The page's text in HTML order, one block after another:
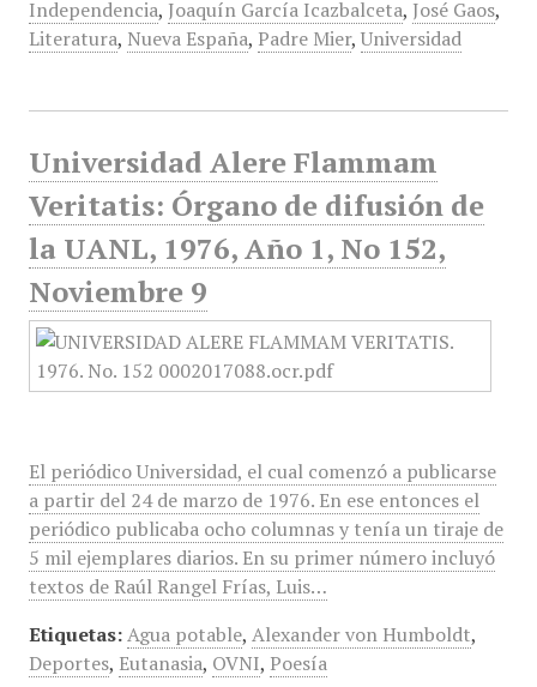
Independencia, Joaquín García Icazbalceta, José Gaos,
Literatura, Nueva España, Padre Mier, Universidad
Universidad Alere Flammam
Veritatis: Órgano de difusión de
la UANL, 1976, Año 1, No 152,
Noviembre 9
El periódico Universidad, el cual comenzó a publicarse
a partir del 24 de marzo de 1976. En ese entonces el
periódico publicaba ocho columnas y tenía un tiraje de
5 mil ejemplares diarios. En su primer número incluyó
textos de Raúl Rangel Frías, Luis…
Etiquetas: Agua potable, Alexander von Humboldt,
Deportes, Eutanasia, OVNI, Poesía